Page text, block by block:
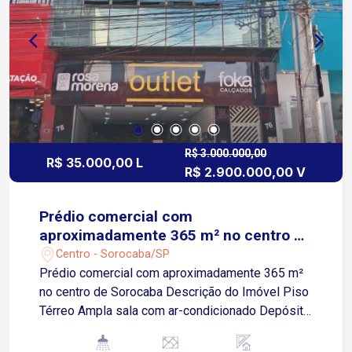
bairros e regiões A 3 minutos da Avenida Dom
Aguirre, corredor estratégico com ligação rápida a
outras zonas da cidade Região com ampla oferta
de comércios, bancos, restaurantes,
estacionamentos e transporte público, ideal para
instalação de empresas e atendimento ao
público Agende já sua visita!
R$ 35.000,00 L
R$ 3.000.000,00
R$ 2.900.000,00 V
Prédio comercial com
aproximadamente 365 m² no centro de
Sorocaba
Centro - Sorocaba/SP
Prédio comercial com aproximadamente 365 m²
no centro de Sorocaba Descrição do Imóvel Piso
Térreo Ampla sala com ar-condicionado Depósito
Lavanderia 1 banheiro social 2 banheiros